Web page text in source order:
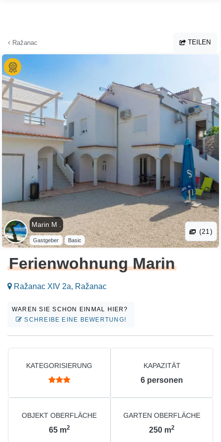
Ražanac TEILEN
Marin M .
Gastgeber Basic
(21)
Ferienwohnung Marin
Ražanac XIV 2a, Ražanac
WAREN SIE SCHON EINMAL HIER?
SCHREIBE EINE BEWERTUNG!
KATEGORISIERUNG KAPAZITÄT
6 personen
OBJEKT OBERFLÄCHE
65 m2
GARTEN OBERFLÄCHE
250 m2